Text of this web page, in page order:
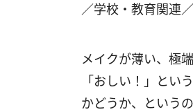
／学校・教育関連／
メイクが薄い、極
「おしい！」とい
かどうか、という